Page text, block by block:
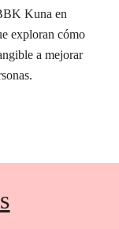
Kuna en
exploran cómo
a mejorar